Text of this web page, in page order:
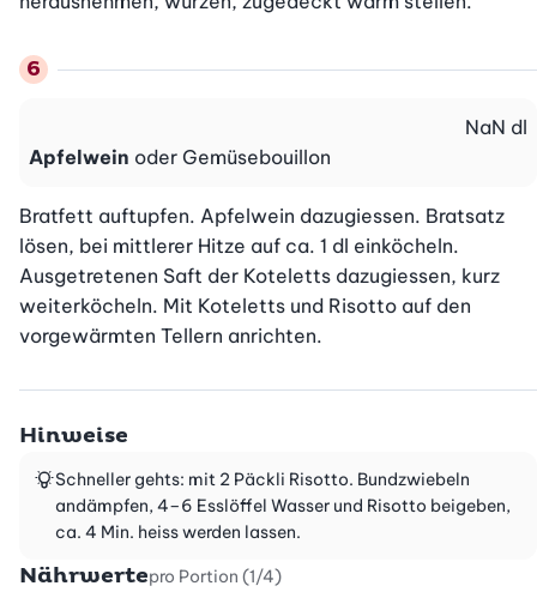
Apfelwein oder Gemüsebouillon
NaN dl
Bratfett auftupfen. Apfelwein dazugiessen. Bratsatz
lösen, bei mittlerer Hitze auf ca. 1 dl einköcheln.
Ausgetretenen Saft der Koteletts dazugiessen, kurz
weiterköcheln. Mit Koteletts und Risotto auf den
vorgewärmten Tellern anrichten.
Hinweise
Schneller gehts: mit 2 Päckli Risotto. Bundzwiebeln
andämpfen, 4–6 Esslöffel Wasser und Risotto beigeben,
ca. 4 Min. heiss werden lassen.
Nährwertepro Portion (1/4)